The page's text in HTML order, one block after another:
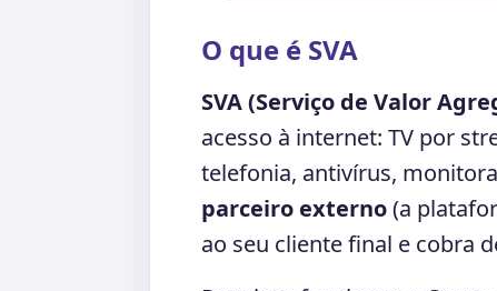
O que é SVA
SVA (Serviço de Valor
acesso à internet: TV por
telefonia, antivírus,
parceiro externo(a
ao seu cliente final e cobra